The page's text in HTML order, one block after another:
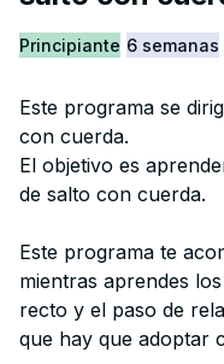
Principiante 6 semanas
Este programa se
con cuerda.
El objetivo es
de salto con cuerda.
Este programa te
mientras aprendes
recto y el paso de
que hay que adoptar